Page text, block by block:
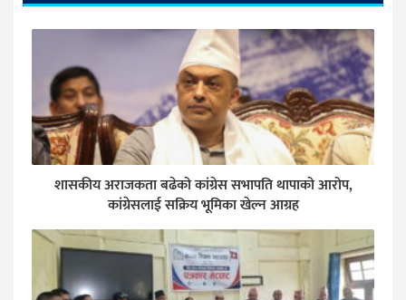
शासकीय अराजकता बढेको कांग्रेस सभापति थापाको आरोप,
कांग्रेसलाई सक्रिय भूमिका खेल्न आग्रह